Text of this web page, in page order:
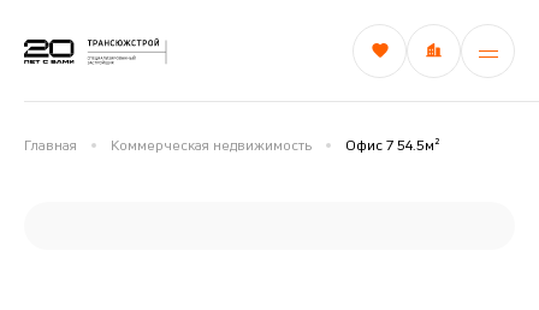
Главная Коммерческая недвижимость Офис 7 54.5м²